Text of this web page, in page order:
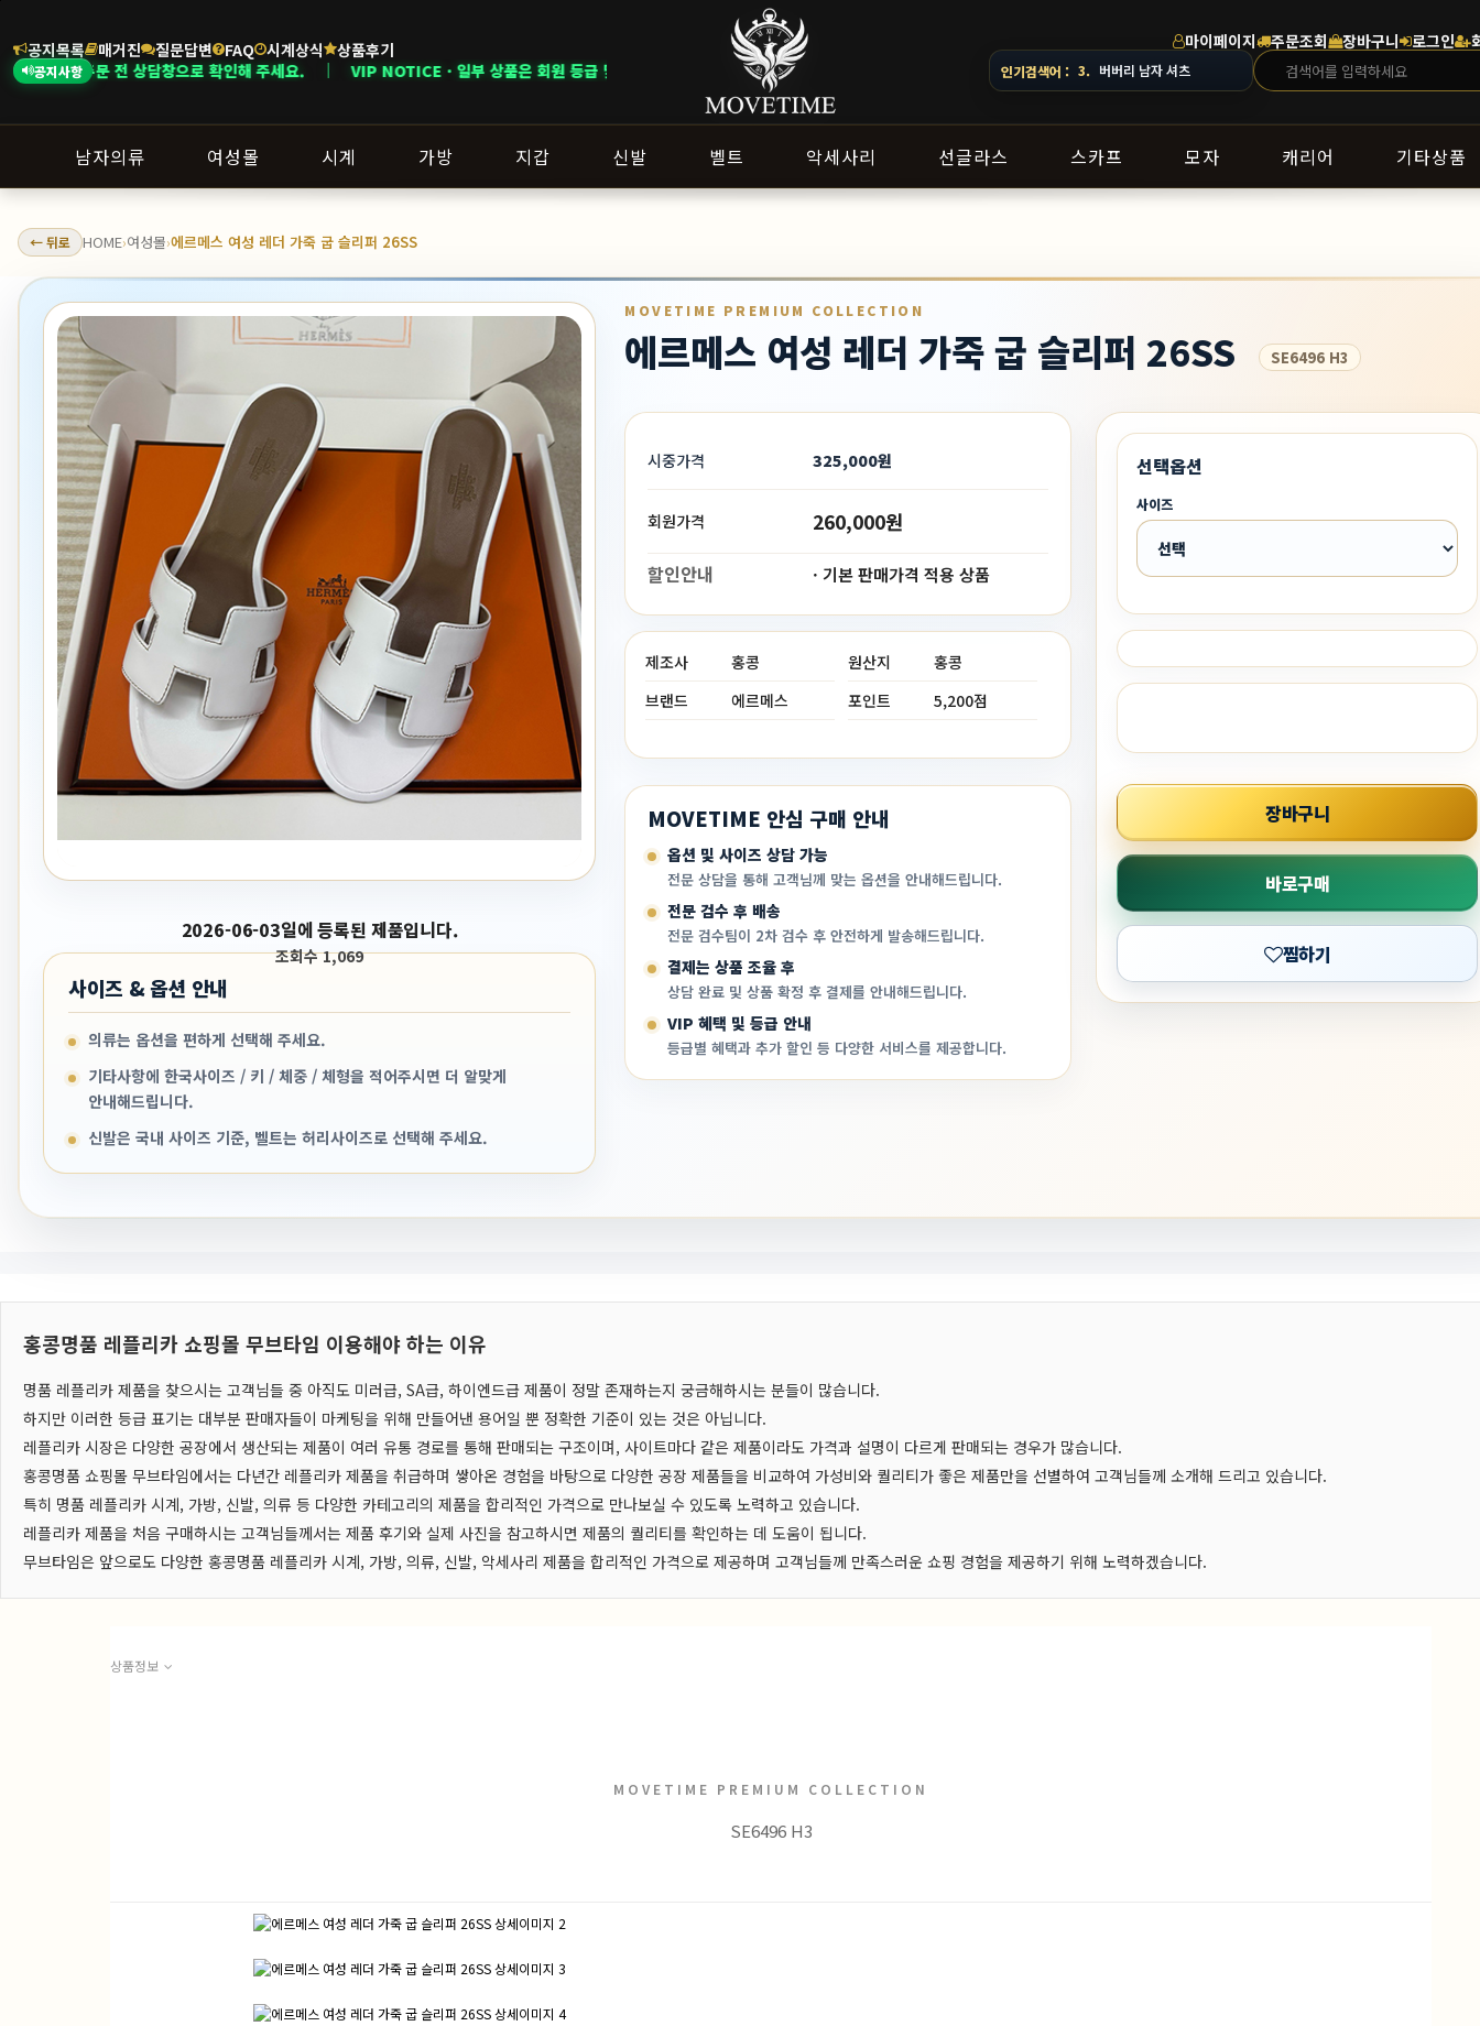
공지목록 매거진 질문답변 FAQ 시계상식 상품후기
공지사항
창으로 확인해 주세요. ｜ VIP NOTICE · 일부 상품은 회원 등급 및 이벤트 조건에 따라 혜택이 다르게 적용됩니다. ｜ DELIVERY NOTICE · 지역에 따라 배송 일정이 달라질 수 있으니 주문 전 상담창으로 문의해 주세요.
마이페이지 주문조회 장바구니 로그인
인기검색어 : 3. 버버리 남자 셔츠
남자의류 여성몰 시계 가방 지갑 신발 벨트 악세사리 선글라스 스카프 모자 캐리어 기타상품
← 뒤로 HOME›여성몰›에르메스 여성 레더 가죽 굽 슬리퍼 26SS
2026-06-03일에 등록된 제품입니다.
조회수 1,069
사이즈 & 옵션 안내
의류는 옵션을 편하게 선택해 주세요.
기타사항에 한국사이즈 / 키 / 체중 / 체형을 적어주시면 더 알맞게
안내해드립니다.
신발은 국내 사이즈 기준, 벨트는 허리사이즈로 선택해 주세요.
MOVETIME PREMIUM COLLECTION
에르메스 여성 레더 가죽 굽 슬리퍼 26SS SE6496 H3
시중가격 325,000원
회원가격 260,000원
할인안내 · 기본 판매가격 적용 상품
제조사 홍콩 원산지
홍콩
브랜드
에르메스 포인트 5,200점
MOVETIME 안심 구매 안내
옵션 및 사이즈 상담 가능
전문 상담을 통해 고객님께 맞는 옵션을 안내해드립니다.
전문 검수 후 배송
전문 검수팀이 2차 검수 후 안전하게 발송해드립니다.
결제는 상품 조율 후
상담 완료 및 상품 확정 후 결제를 안내해드립니다.
VIP 혜택 및 등급 안내
등급별 혜택과 추가 할인 등 다양한 서비스를 제공합니다.
선택옵션
사이즈
바로구매
장바구니
찜하기
홍콩명품 레플리카 쇼핑몰 무브타임 이용해야 하는 이유
명품 레플리카 제품을 찾으시는 고객님들 중 아직도 미러급, SA급, 하이엔드급 제품이 정말 존재하는지 궁금해하시는 분들이 많습니다.
하지만 이러한 등급 표기는 대부분 판매자들이 마케팅을 위해 만들어낸 용어일 뿐 정확한 기준이 있는 것은 아닙니다.
레플리카 시장은 다양한 공장에서 생산되는 제품이 여러 유통 경로를 통해 판매되는 구조이며, 사이트마다 같은 제품이라도 가격과 설명이 다르게 판매되는 경우가 많습니다.
홍콩명품 쇼핑몰 무브타임에서는 다년간 레플리카 제품을 취급하며 쌓아온 경험을 바탕으로 다양한 공장 제품들을 비교하여 가성비와 퀄리티가 좋은 제품만을 선별하여 고객님들께 소개해 드리고 있습니다.
특히 명품 레플리카 시계, 가방, 신발, 의류 등 다양한 카테고리의 제품을 합리적인 가격으로 만나보실 수 있도록 노력하고 있습니다.
레플리카 제품을 처음 구매하시는 고객님들께서는 제품 후기와 실제 사진을 참고하시면 제품의 퀄리티를 확인하는 데 도움이 됩니다.
무브타임은 앞으로도 다양한 홍콩명품 레플리카 시계, 가방, 의류, 신발, 악세사리 제품을 합리적인 가격으로 제공하며 고객님들께 만족스러운 쇼핑 경험을 제공하기 위해 노력하겠습니다.
상품정보
MOVETIME PREMIUM COLLECTION
SE6496 H3